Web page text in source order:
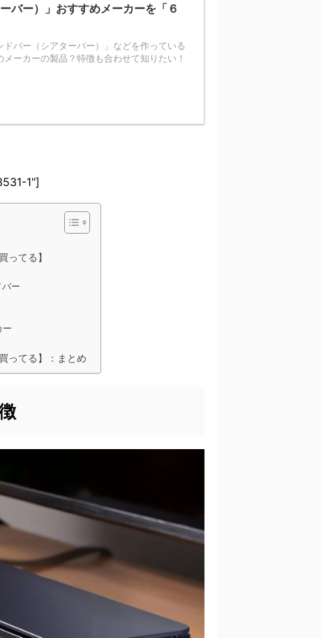
バー）」おすすめメーカーを「６
バー（シアターバー）」などを作っている
ーカーの製品？特徴も合わせて知りたい！
1"]
ってる】
ー
ー
ってる】：まとめ